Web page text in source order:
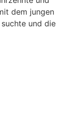
dem jungen
und die